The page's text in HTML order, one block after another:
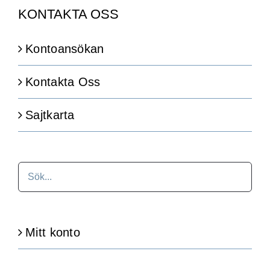
KONTAKTA OSS
Kontoansökan
Kontakta Oss
Sajtkarta
Mitt konto